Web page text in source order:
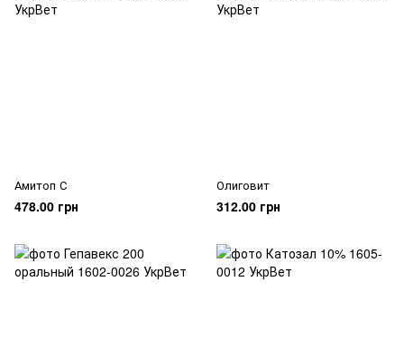
Амитоп С
478.00 грн
Олиговит
312.00 грн